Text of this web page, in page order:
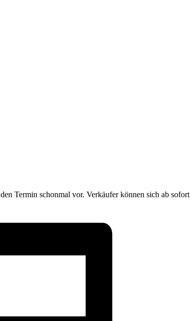
Termin schonmal vor. Verkäufer können sich ab sofort